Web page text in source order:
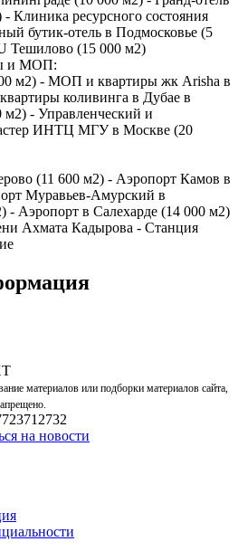
Клиника ресурсного состояния
бутик-отель в Подмосковье (5
Тешилово (15 000 м2)
и МОП:
м2) - МОП и квартиры жк Arisha в
коливинга в Дубае в
- Управленческий и
ИНТЦ МГУ в Москве (20
(11 600 м2) - Аэропорт Камов в
Муравьев-Амурский в
- Аэропорт в Салехарде (14 000 м2)
Ахмата Кадырова - Станция
материалов или подборки материалов сайта,
на новости